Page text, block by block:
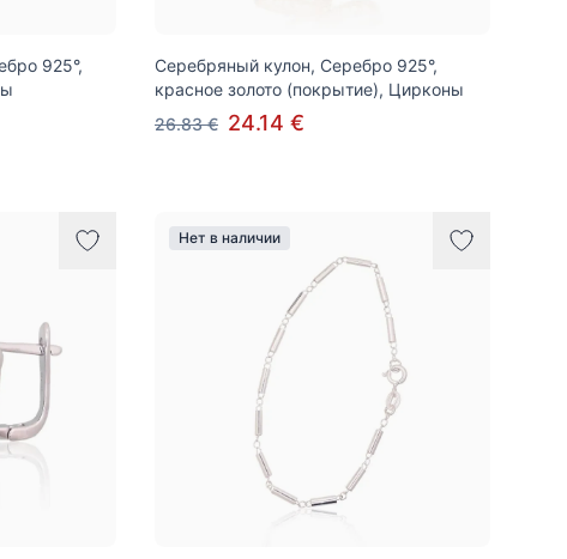
925°,
Серебряный кулон, Серебро 925°,
красное золото (покрытие), Цирконы
26.83 € 24.14 €
Нет в наличии